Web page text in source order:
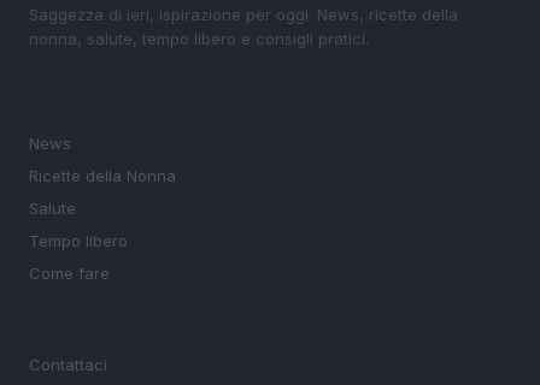
Saggezza di ieri, ispirazione per oggi. News, ricette della
nonna, salute, tempo libero e consigli pratici.
News
Ricette della Nonna
Salute
Tempo libero
Come fare
Contattaci